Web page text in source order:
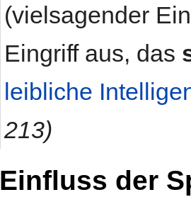
(vielsagender
Eingriff aus, das
leibliche
213)
Einfluss der